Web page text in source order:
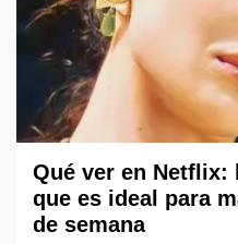
Qué ver en
que es ideal para
de semana